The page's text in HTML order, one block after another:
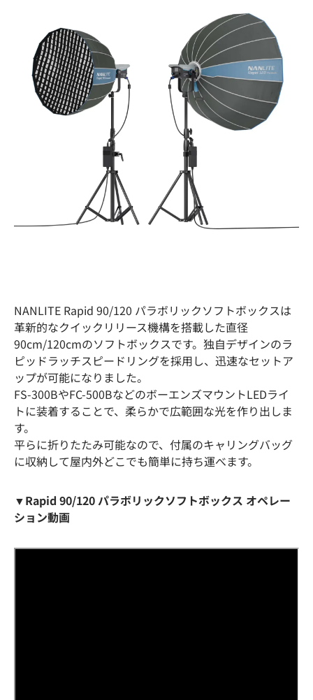
NANLITE Rapid 90/120 パラボリックソフトボックスは
革新的なクイックリリース機構を搭載した直径
90cm/120cmのソフトボックスです。独自デザインのラ
ピッドラッチスピードリングを採用し、迅速なセットア
ップが可能になりました。
FS-300BやFC-500BなどのボーエンズマウントLEDライ
トに装着することで、柔らかで広範囲な光を作り出しま
す。
平らに折りたたみ可能なので、付属のキャリングバッグ
に収納して屋内外どこでも簡単に持ち運べます。
▼Rapid 90/120 パラボリックソフトボックス オペレー
ション動画